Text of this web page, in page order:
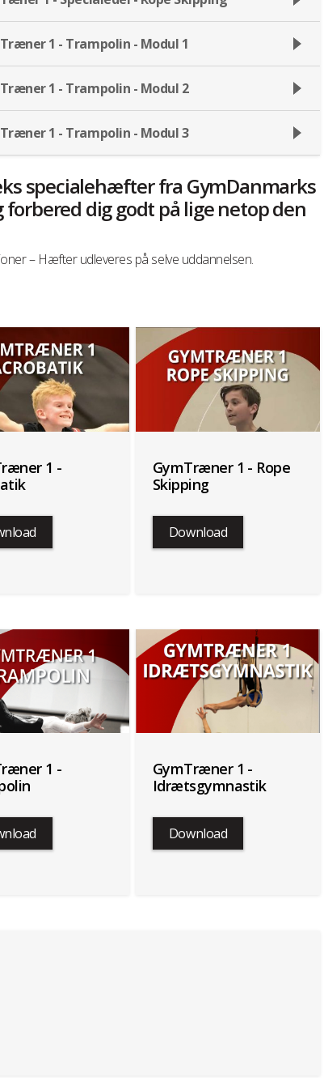
1 - Trampolin - Modul 1
1 - Trampolin - Modul 2
1 - Trampolin - Modul 3
specialehæfter fra GymDanmarks
dig godt på lige netop den
– Hæfter udleveres på selve uddannelsen.
1 -
GymTræner 1 - Rope
Skipping
Download
1 -
GymTræner 1 -
Idrætsgymnastik
Download